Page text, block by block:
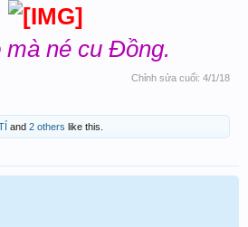
mà né cu Đồng.
Chỉnh sửa cuối: 4/1/18
and 2 others like this.